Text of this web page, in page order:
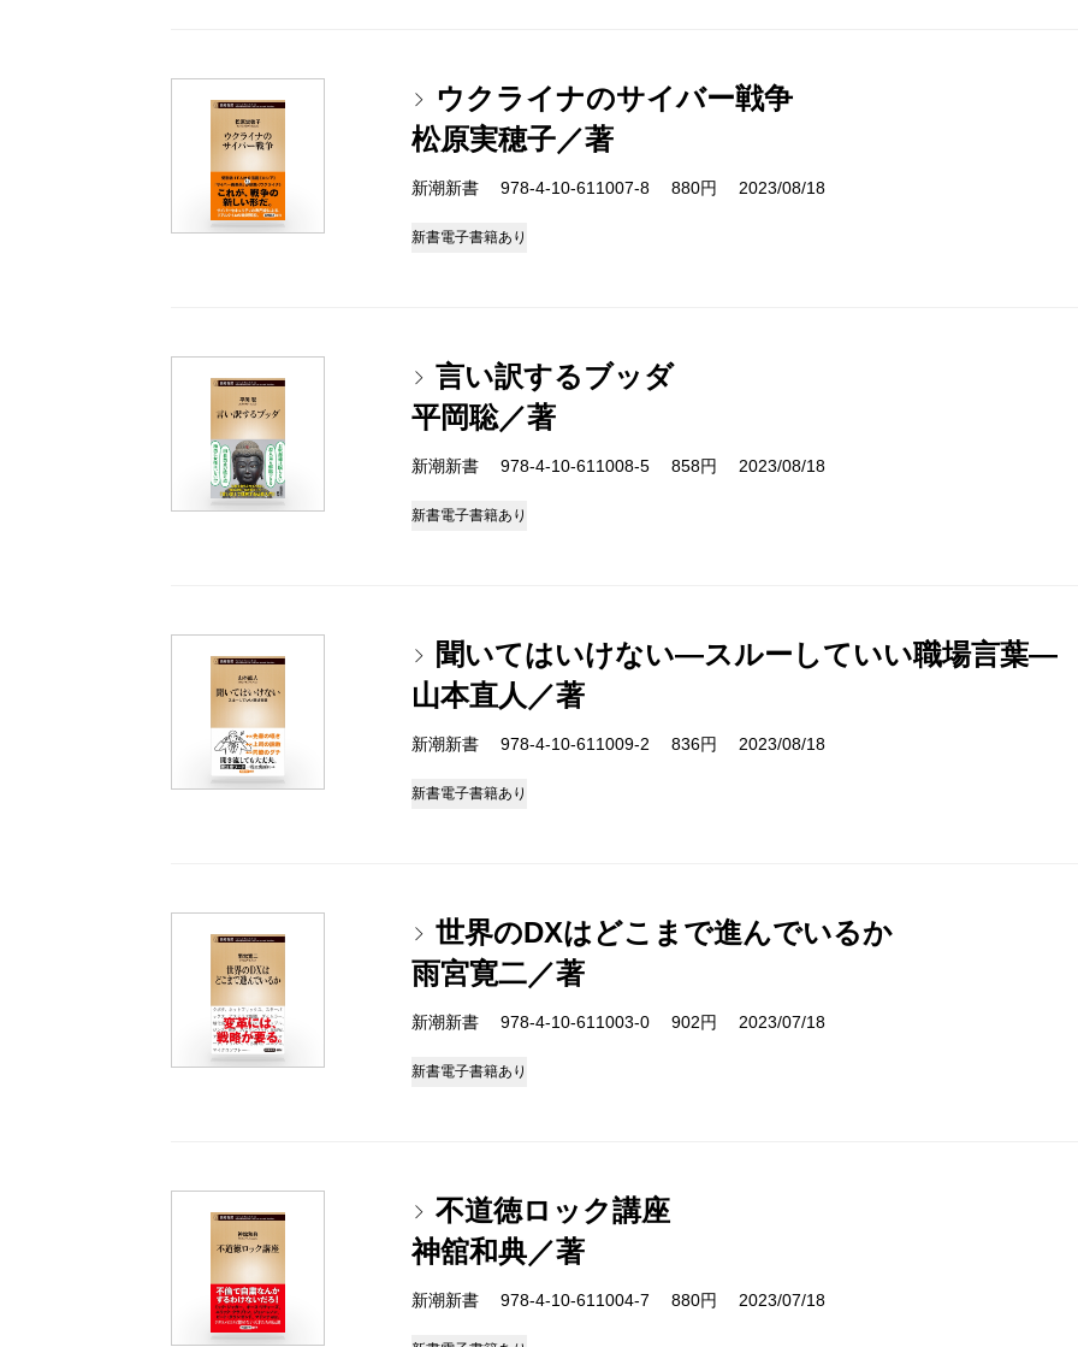
ウクライナのサイバー戦争
松原実穂子／著
新潮新書 978-4-10-611007-8 880円 2023/08/18
新書電子書籍あり
言い訳するブッダ
平岡聡／著
新潮新書 978-4-10-611008-5 858円 2023/08/18
新書電子書籍あり
聞いてはいけない―スルーしていい職場言葉―
山本直人／著
新潮新書 978-4-10-611009-2 836円 2023/08/18
新書電子書籍あり
世界のDXはどこまで進んでいるか
雨宮寛二／著
新潮新書 978-4-10-611003-0 902円 2023/07/18
新書電子書籍あり
不道徳ロック講座
神舘和典／著
新潮新書 978-4-10-611004-7 880円 2023/07/18